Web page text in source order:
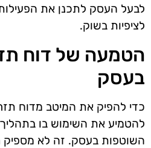
לבעל העסק לתכנן את
לציפיות בשוק.
הטמעה של דוח
בעסק
כדי להפיק את המיטב מדוח
להטמיע את השימוש בו
השוטפות בעסק. זה לא מספיק